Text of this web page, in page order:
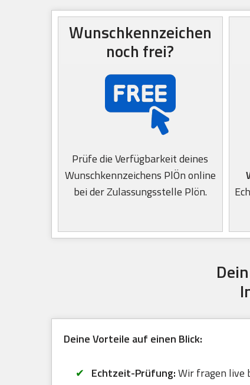
Wunschkennzeichen
noch frei?
Prüfe die Verfügbarkeit deines
Wunschkennzeichens PlÖn online
bei der Zulassungsstelle Plön.
Deine Vorteile auf einen Blick:
Echtzeit-Prüfung:Wir fragen live